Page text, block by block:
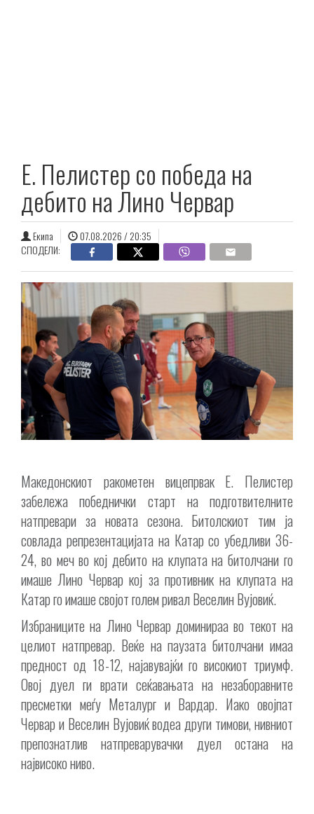
E. Пелистер со победа на
дебито на Лино Червар
Екипа
07.08.2026 / 20:35
СПОДЕЛИ:
Македонскиот ракометен вицепрвак Е. Пелистер
забележа победнички старт на подготвителните
натпревари за новата сезона. Битолскиот тим ја
совлада репрезентацијата на Катар со убедливи 36-
24, во меч во кој дебито на клупата на битолчани го
имаше Лино Червар кој за противник на клупата на
Катар го имаше својот голем ривал Веселин Вујовиќ.
Избраниците на Лино Червар доминираа во текот на
целиот натпревар. Веќе на паузата битолчани имаа
предност од 18-12, најавувајќи го високиот триумф.
Овој дуел ги врати сеќавањата на незаборавните
пресметки меѓу Металург и Вардар. Иако овојпат
Червар и Веселин Вујовиќ водеа други тимови, нивниот
препознатлив натпреварувачки дуел остана на
највисоко ниво.